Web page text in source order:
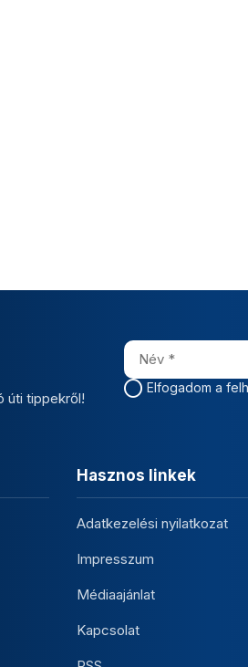
úti tippekről!
Elfogadom a
Hasznos linkek
Adatkezelési nyilatkozat
Impresszum
Médiaajánlat
Kapcsolat